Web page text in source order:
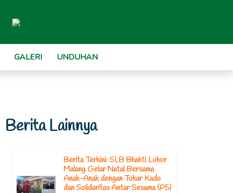
GALERI UNDUHAN
Berita Lainnya
Berita Terkini: SLB Bhakti Luhur
Malang Gelar Natal Bersama
Anak-Anak dengan Tukar Kado
dan Solidaritas Antar Sesama (P5)